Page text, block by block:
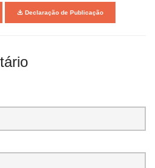
Declaração de Publicação